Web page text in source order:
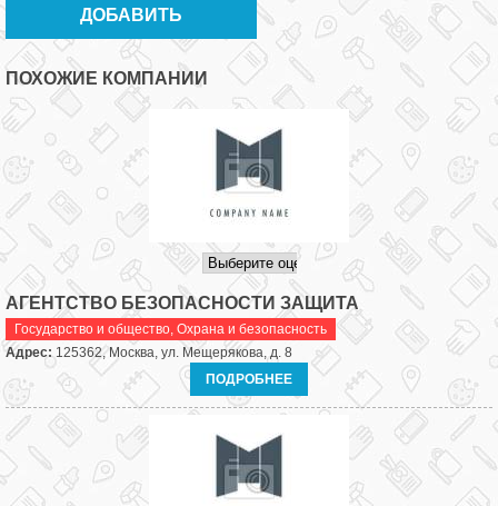
ПОХОЖИЕ КОМПАНИИ
АГЕНТСТВО БЕЗОПАСНОСТИ ЗАЩИТА
Государство и общество, Охрана и безопасность
Адрес: 125362, Москва, ул. Мещерякова, д. 8
ПОДРОБНЕЕ